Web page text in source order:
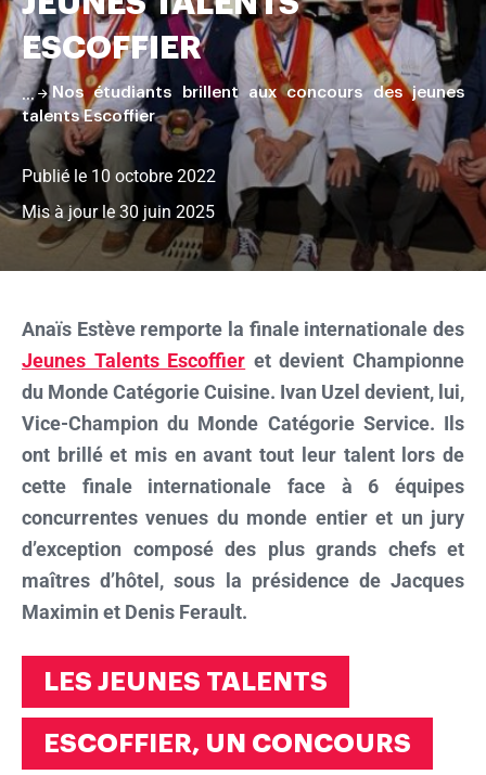
pâtisserie
ESCOFFIER
Nos étudiants brillent aux concours des jeunes
talents Escoffier
Publié le 10 octobre 2022
Mis à jour le 30 juin 2025
Faire
défiler
page
Anaïs Estève remporte la finale internationale des
Jeunes Talents Escoffier et devient Championne
du Monde Catégorie Cuisine. Ivan Uzel devient, lui,
Vice-Champion du Monde Catégorie Service. Ils
ont brillé et mis en avant tout leur talent lors de
cette finale internationale face à 6 équipes
concurrentes venues du monde entier et un jury
d’exception composé des plus grands chefs et
maîtres d’hôtel, sous la présidence de Jacques
Maximin et Denis Ferault.
LES JEUNES TALENTS
ESCOFFIER, UN CONCOURS